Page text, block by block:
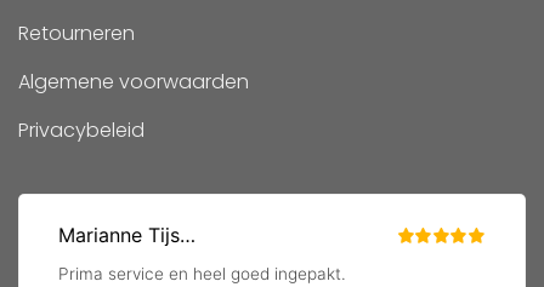
Retourneren
Algemene voorwaarden
Privacybeleid